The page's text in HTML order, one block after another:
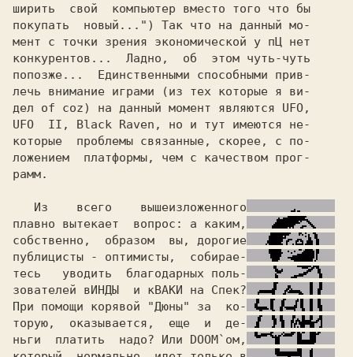
ширить  свой  компьютер вместо того что бы
покупать  новый...") Так что на данный мо-
мент с точки зрения экономической у пЦ нет
конкурентов...  Ладно,  об  этом чуть-чуть
попозже...  Единственными способными прив-
лечь внимание играми (из тех которые я ви-
дел of coz) на данный момент являются UFO,
UFO  II, Black Raven,
но и тут имеются не-
которые  проблемы связанные, скорее, с по-
ложением  платформы, чем с качеством прог-
рамм.
   Из    всего    вышеизложенного
плавно вытекает  вопрос: а каким,
собственно,  образом  вы, дорогие
публицисты - оптимисты,  собирае-
тесь   уводить  благодарных поль-
зователей вИНДЫ и кВАКИ на Спек?
При помощи корявой
"Дюны"
за  ко-
торую,  оказывается,  еще  и  де-
ньги  платить  надо? Или DOOM`ом,